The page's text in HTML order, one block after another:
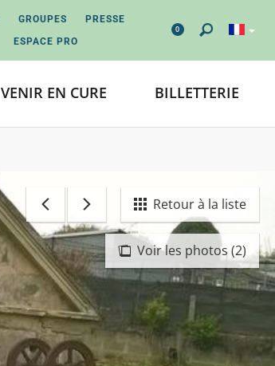
GROUPES
PRESSE
ESPACE PRO
0
VENIR EN CURE BILLETTERIE
Voir les photos (2)
Retour à la liste